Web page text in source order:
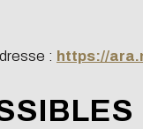
: https://